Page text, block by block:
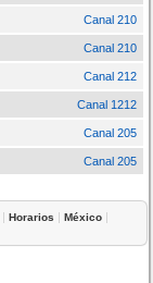
Canal 210
Canal 210
Canal 212
Canal 1212
Canal 205
Canal 205
|Horarios |México |